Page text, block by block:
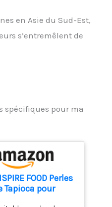
en Asie du Sud-Est,
s’entremêlent de
spécifiques pour ma
FOOD Perles
Tapioca pour